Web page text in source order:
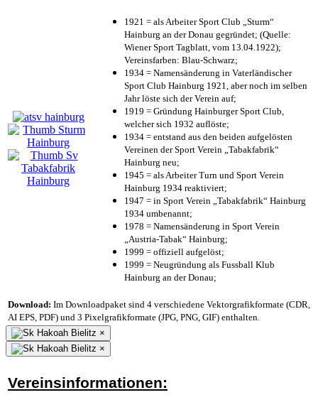
1921 = als Arbeiter Sport Club „Sturm“
Hainburg an der Donau gegründet; (Quelle:
Wiener Sport Tagblatt, vom 13.04.1922);
Vereinsfarben: Blau-Schwarz;
1934 = Namensänderung in Vaterländischer
Sport Club Hainburg 1921, aber noch im selben
Jahr löste sich der Verein auf;
1919 = Gründung Hainburger Sport Club,
welcher sich 1932 auflöste;
1934 = entstand aus den beiden aufgelösten
Vereinen der Sport Verein „Tabakfabrik“
Hainburg neu;
1945 = als Arbeiter Turn und Sport Verein
Hainburg 1934 reaktiviert;
1947 = in Sport Verein „Tabakfabrik“ Hainburg
1934 umbenannt;
1978 = Namensänderung in Sport Verein
„Austria-Tabak“ Hainburg;
1999 = offiziell aufgelöst;
1999 = Neugründung als Fussball Klub
Hainburg an der Donau;
Download: Im Downloadpaket sind 4 verschiedene Vektorgrafikformate (CDR,
AI EPS, PDF) und 3 Pixelgrafikformate (JPG, PNG, GIF) enthalten.
×
×
Vereinsinformationen: